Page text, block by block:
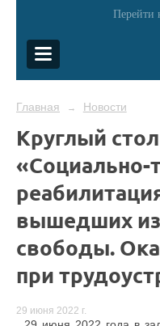
Перейти
Главная → Новости
Круглый
«Социально-
вышедших
свободы.
при
29 июня 2022 г.